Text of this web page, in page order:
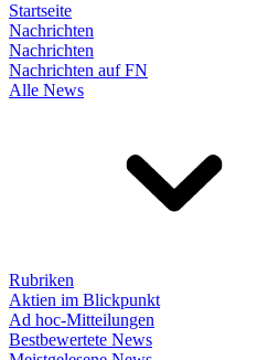
Startseite
Nachrichten
Nachrichten
Nachrichten auf FN
Alle News
Rubriken
Aktien im Blickpunkt
Ad hoc-Mitteilungen
Bestbewertete News